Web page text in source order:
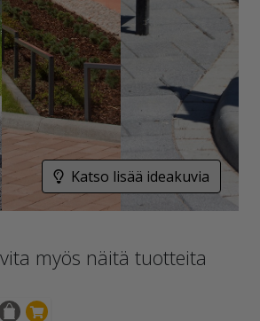
Katso lisää ideakuvia
myös näitä tuotteita